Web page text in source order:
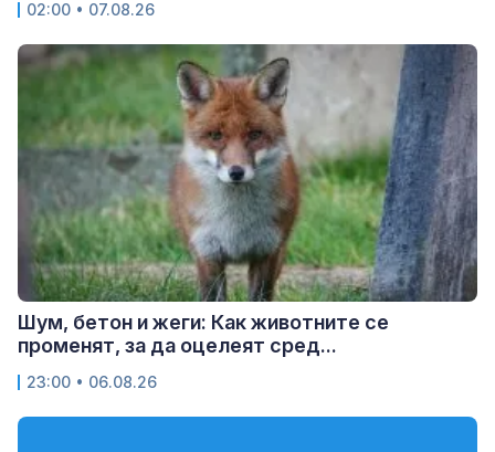
02:00 • 07.08.26
Шум, бетон и жеги: Как животните се
променят, за да оцелеят сред...
23:00 • 06.08.26